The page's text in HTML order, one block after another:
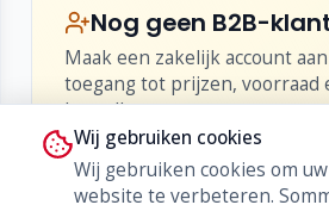
Nog geen B2B-
Maak een zakelijk account
toegang tot prijzen, voorraad
bestellen.
•Inzicht in netto-prijzen en
Live voorraad en levertijden
Wij gebruiken cookies
Wij gebruiken cookies om
website te verbeteren.